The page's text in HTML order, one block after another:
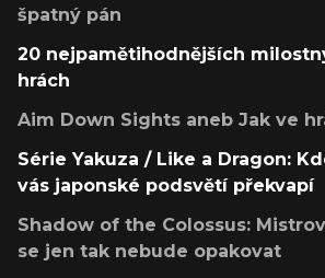
špatný pán
20 nejpamětihodnějších
hrách
Aim Down Sights aneb Jak ve
Série Yakuza / Like a Dragon:
vás japonské podsvětí překvapí
Shadow of the Colossus:
se jen tak nebude opakovat